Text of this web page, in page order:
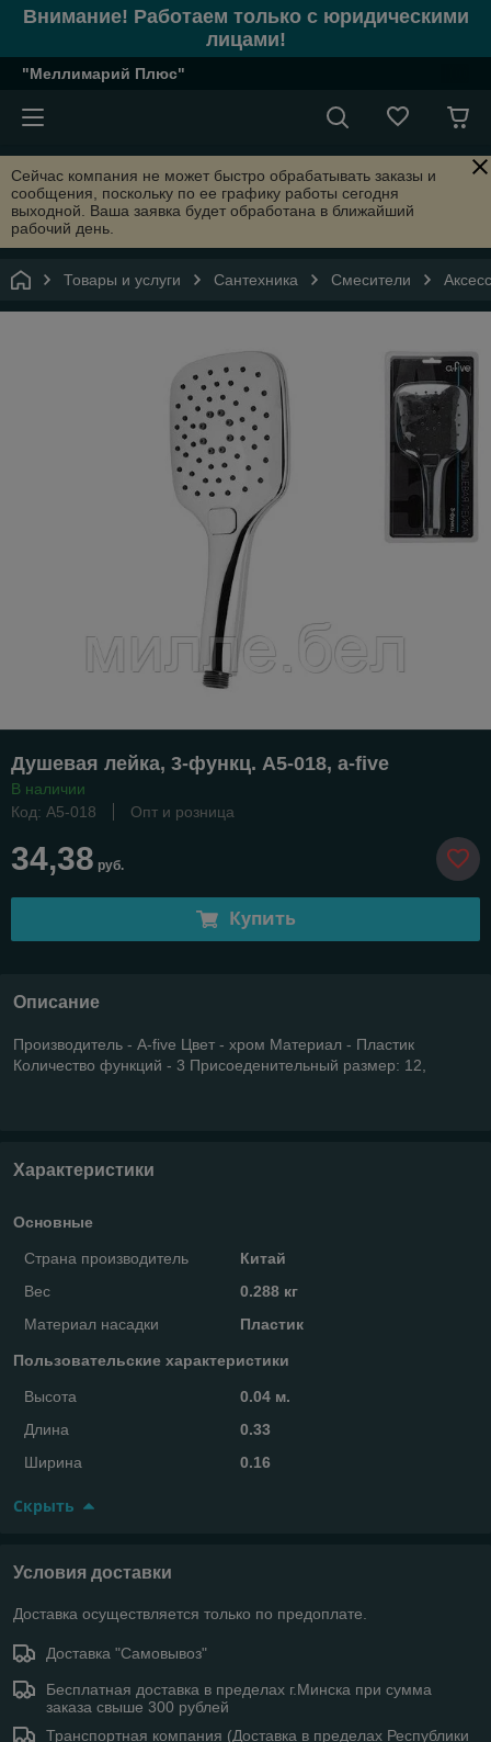
Внимание! Работаем только с юридическими
лицами!
"Меллимарий Плюс"
Сейчас компания не может быстро обрабатывать заказы и
сообщения, поскольку по ее графику работы сегодня
выходной. Ваша заявка будет обработана в ближайший
рабочий день.
Товары и услуги Сантехника Смесители
Душевая лейка, 3-функц. A5-018, a-five
В наличии
Код: A5-018
Опт и розница
34,38 руб.
Купить
Описание
Производитель - A-five Цвет - хром Материал - Пластик
Количество функций - 3 Присоеденительный размер: 12,
Характеристики
Основные
Страна производитель
Китай
Вес
0.288 кг
Материал насадки
Пластик
Пользовательские характеристики
Высота
0.04 м.
Длина
0.33
Ширина
0.16
Скрыть
Условия доставки
Доставка осуществляется только по предоплате.
Доставка "Самовывоз"
Бесплатная доставка в пределах г.Минска при сумма
заказа свыше 300 рублей
Транспортная компания (Доставка в пределах Республики